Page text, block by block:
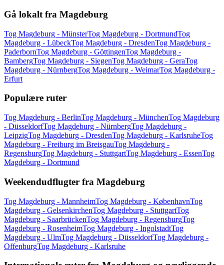
Gå lokalt fra Magdeburg
Tog Magdeburg - MünsterTog Magdeburg - DortmundTog
Magdeburg - LübeckTog Magdeburg - DresdenTog Magdeburg -
PaderbornTog Magdeburg - GöttingenTog Magdeburg -
BambergTog Magdeburg - SiegenTog Magdeburg - GeraTog
Magdeburg - NürnbergTog Magdeburg - WeimarTog Magdeburg -
Erfurt
Populære ruter
Tog Magdeburg - BerlinTog Magdeburg - MünchenTog Magdeburg
- DüsseldorfTog Magdeburg - NürnbergTog Magdeburg -
LeipzigTog Magdeburg - DresdenTog Magdeburg - KarlsruheTog
Magdeburg - Freiburg im BreisgauTog Magdeburg -
RegensburgTog Magdeburg - StuttgartTog Magdeburg - EssenTog
Magdeburg - Dortmund
Weekendudflugter fra Magdeburg
Tog Magdeburg - MannheimTog Magdeburg - KøbenhavnTog
Magdeburg - GelsenkirchenTog Magdeburg - StuttgartTog
Magdeburg - SaarbrückenTog Magdeburg - RegensburgTog
Magdeburg - RosenheimTog Magdeburg - IngolstadtTog
Magdeburg - UlmTog Magdeburg - DüsseldorfTog Magdeburg -
OffenburgTog Magdeburg - Karlsruhe